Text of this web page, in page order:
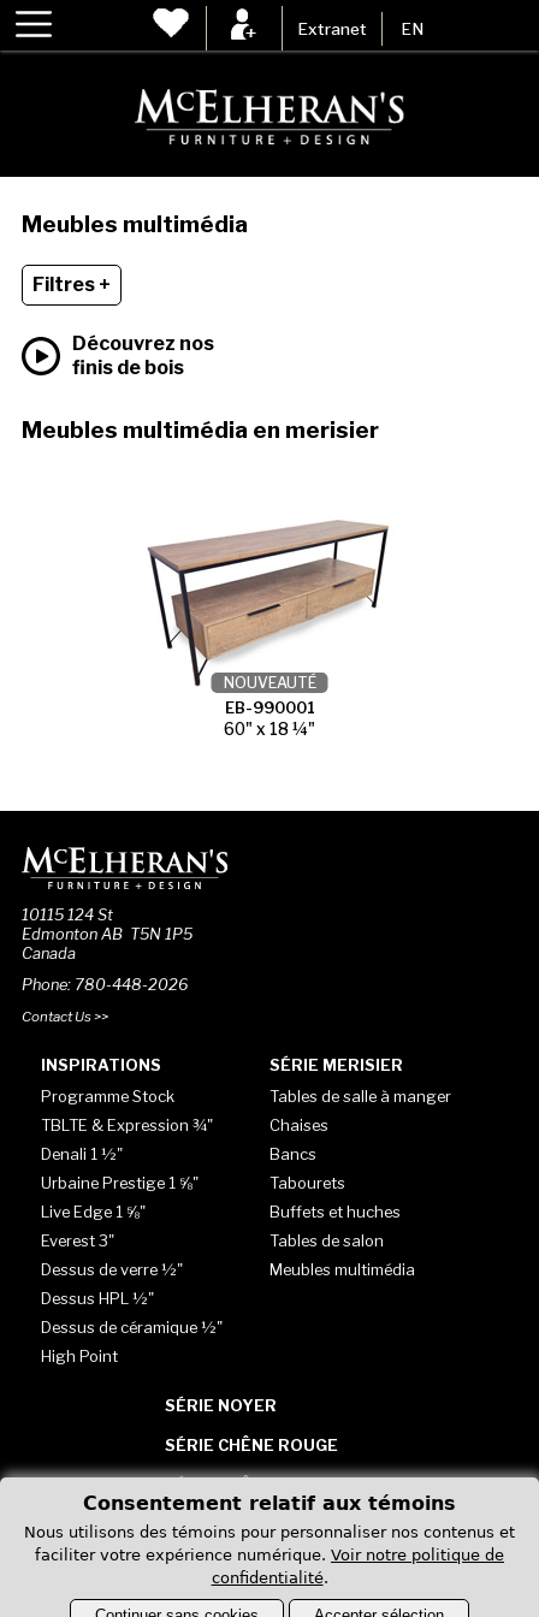
Extranet EN
Meubles multimédia
Filtres +
Découvrez nos
finis de bois
Meubles multimédia en merisier
EB-990001
60" x 18 ¼"
NOUVEAUTÉ
10115 124 St
Edmonton AB T5N 1P5
Canada
Phone: 780-448-2026
Contact Us >>
INSPIRATIONS
Programme Stock
TBLTE & Expression ¾"
Denali 1 ½"
Urbaine Prestige 1 ⅝"
Live Edge 1 ⅝"
Everest 3"
Dessus de verre ½"
Dessus HPL ½"
Dessus de céramique ½"
High Point
SÉRIE MERISIER
Tables de salle à manger
Chaises
Bancs
Tabourets
Buffets et huches
Tables de salon
Meubles multimédia
SÉRIE NOYER
SÉRIE CHÊNE ROUGE
TABLES - VERRE, HPL &
CÉRAMIQUE
Consentement relatif aux témoins
Nous utilisons des témoins pour personnaliser nos contenus et
faciliter votre expérience numérique. Voir notre politique de
confidentialité.